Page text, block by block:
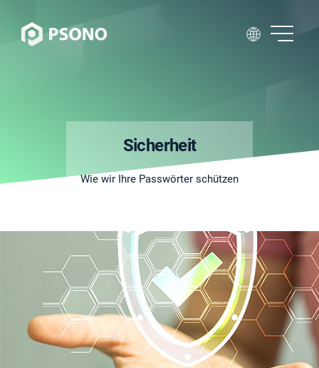
Sicherheit
Wie wir Ihre Passwörter schützen